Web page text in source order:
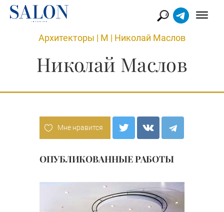
Архитекторы | М | Николай Маслов
Николай Маслов
Мне нравится
ОПУБЛИКОВАННЫЕ РАБОТЫ